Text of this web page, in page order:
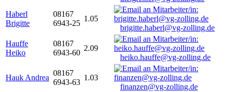
Haberl
Brigitte
08167
6943-25
1.05
brigitte.haberl@vg-zolling.de
Hauffe
Heiko
08167
6943-60
2.09
heiko.hauffe@vg-zolling.de
Hauk Andrea
08167
6943-63
1.03
finanzen@vg-zolling.de